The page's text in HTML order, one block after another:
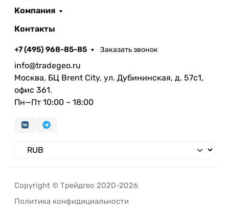
Компания
Контакты
+7 (495) 968-85-85 Заказать звонок
info@tradegeo.ru
Москва, БЦ Brent City, ул. Дубининская, д. 57с1,
офис 361.
Пн—Пт 10:00 – 18:00
Copyright © Трейдгео 2020-2026
Политика конфидициальности